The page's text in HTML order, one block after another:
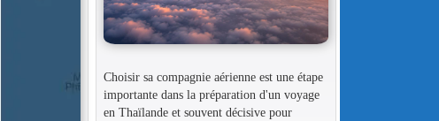
Choisir sa compagnie aérienne est une étape
importante dans la préparation d'un voyage
en Thaïlande et souvent décisive pour